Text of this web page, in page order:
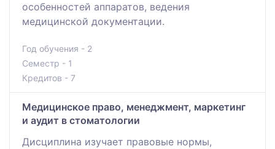
особенностей аппаратов, ведения
медицинской документации.
Год обучения - 2
Семестр - 1
Кредитов - 7
Медицинское право, менеджмент, маркетинг
и аудит в стоматологии
Дисциплина изучает правовые нормы,